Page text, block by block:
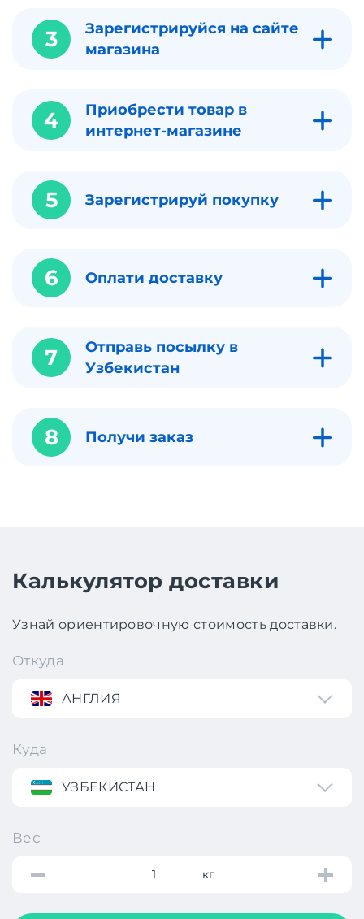
3
Зарегистрируйся на сайте
магазина
4
Приобрести товар в
интернет-магазине
5 Зарегистрируй покупку
6 Оплати доставку
7
Отправь посылку в
Узбекистан
8 Получи заказ
Калькулятор доставки
Узнай ориентировочную стоимость доставки.
Откуда
АНГЛИЯ
Куда
УЗБЕКИСТАН
Вес
кг